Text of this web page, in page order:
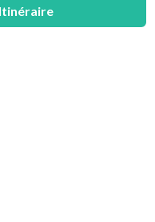
guide lors du
Itinéraire